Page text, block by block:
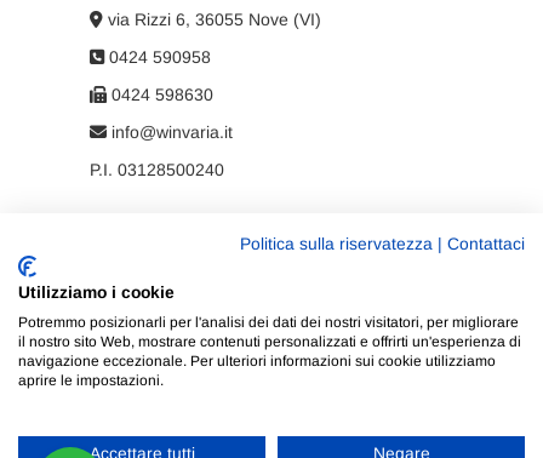
via Rizzi 6, 36055 Nove (VI)
0424 590958
0424 598630
info@winvaria.it
P.I. 03128500240
Privacy policy
Politica sulla riservatezza Contattaci
Utilizziamo i cookie
Potremmo posizionarli per l'analisi dei dati dei nostri visitatori, per migliorare
il nostro sito Web, mostrare contenuti personalizzati e offrirti un'esperienza di
navigazione eccezionale. Per ulteriori informazioni sui cookie utilizziamo
aprire le impostazioni.
Accettare tutti Negare